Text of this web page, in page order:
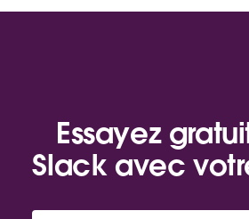
Essayez
Slack avec